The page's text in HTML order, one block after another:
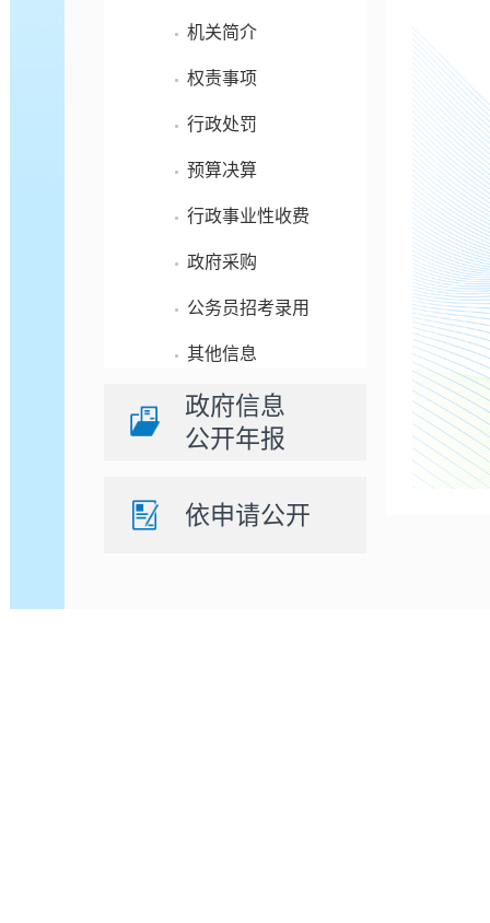
机关简介
权责事项
行政处罚
预算决算
行政事业性收费
政府采购
公务员招考录用
其他信息
政府信息
公开年报
依申请公开